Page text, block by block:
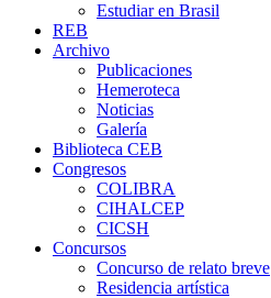
Estudiar en Brasil
REB
Archivo
Publicaciones
Hemeroteca
Noticias
Galería
Biblioteca CEB
Congresos
COLIBRA
CIHALCEP
CICSH
Concursos
Concurso de relato breve
Residencia artística